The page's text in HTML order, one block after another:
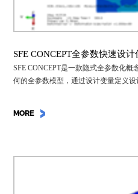
SFE CONCEPT全参数快速设
SFE CONCEPT是一款隐式全参数化
何的全参数模型，通过设计变量定义
MORE